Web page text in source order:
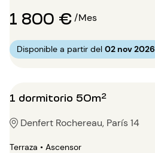
1 800 €/Mes
Disponible a partir del 02 nov 2026
1 dormitorio 50m²
Denfert Rochereau, París 14
Terraza • Ascensor